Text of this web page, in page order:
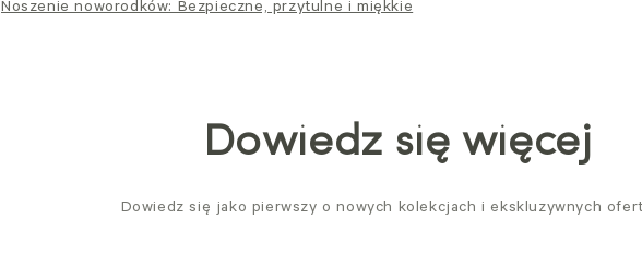
Noszenie noworodków: Bezpieczne, przytulne i miękkie
Dowiedz się więcej
Dowiedz się jako pierwszy o nowych kolekcjach i ekskluzywnych